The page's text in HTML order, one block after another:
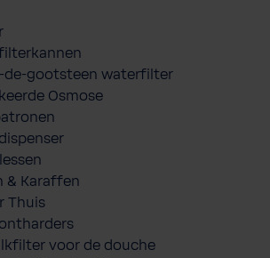
de-gootsteen waterfilter
Osmose
& Karaffen
Thuis
voor de douche